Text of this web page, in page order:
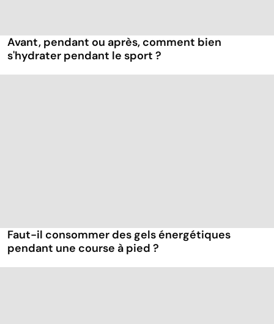
Avant, pendant ou après, comment bien
s'hydrater pendant le sport ?
Faut-il consommer des gels énergétiques
pendant une course à pied ?